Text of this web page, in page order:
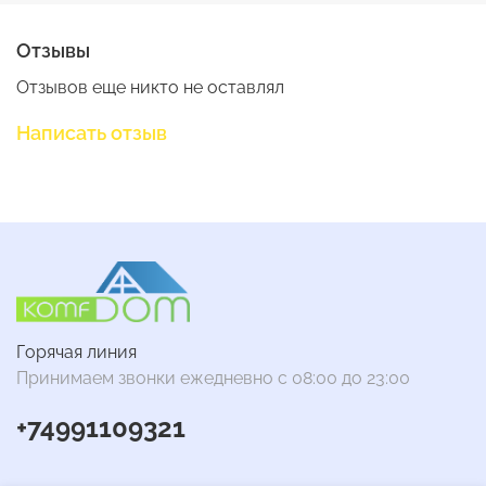
Отзывы
Отзывов еще никто не оставлял
Написать отзыв
Горячая линия
Принимаем звонки ежедневно с 08:00 до 23:00
+74991109321